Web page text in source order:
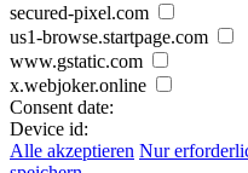
secured-pixel.com
us1-browse.startpage.com
www.gstatic.com
x.webjoker.online
Consent date:
Device id:
Alle akzeptieren Nur